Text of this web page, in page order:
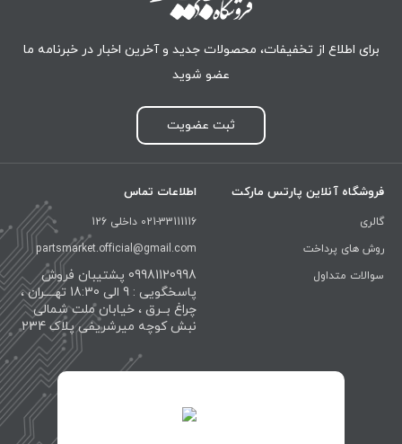
برای اطلاع از تخفیفات، محصولات جدید و آخرین اخبار در خبرنامه ما
عضو شوید
ثبت عضویت
فروشگاه آنلاین پارتس مارکت
گالری
روش های پرداخت
سوالات متداول
اطلاعات تماس
021-33111116 داخلی 126
partsmarket.official@gmail.com
09981120998 پشتیبان فروش
پاسخگویی : 9 الی 18:30 تهــــران ،
چراغ بــرق ، خیابان ملت شمالی
نبش کوچه میرشریفی پلاک 234